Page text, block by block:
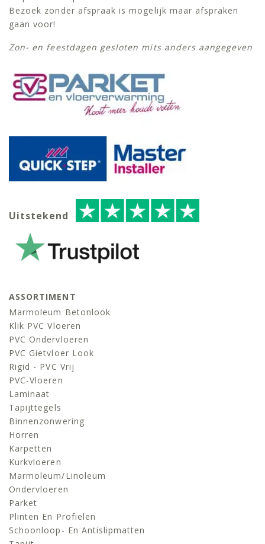
Bezoek zonder afspraak is mogelijk maar afspraken
gaan voor!
Zon- en feestdagen gesloten mits anders aangegeven
Uitstekend
ASSORTIMENT
Marmoleum Betonlook
Klik PVC Vloeren
PVC Ondervloeren
PVC Gietvloer Look
Rigid - PVC Vrij
PVC-Vloeren
Laminaat
Tapijttegels
Binnenzonwering
Horren
Karpetten
Kurkvloeren
Marmoleum/linoleum
Ondervloeren
Parket
Plinten En Profielen
Schoonloop- En Antislipmatten